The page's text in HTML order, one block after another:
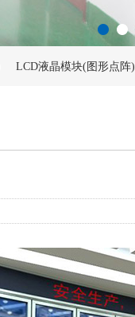
LCD液晶模块(图形点阵)